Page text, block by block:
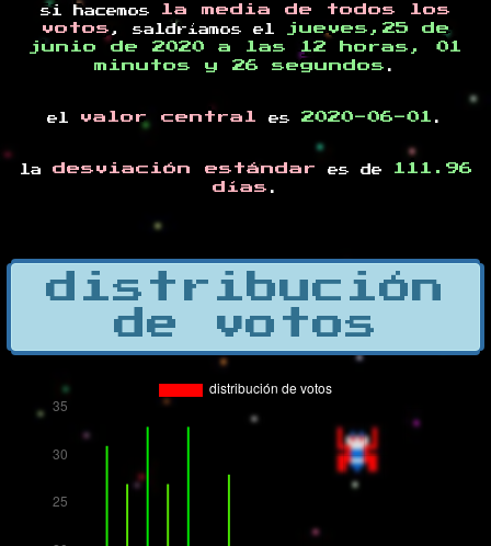
si hacemos
la media de todos los
votos , saldríamos el
jueves,25 de
junio de 2020 a las 12 horas, 01
minutos y 26 segundos .
el valor central es 2020-06-01 .
la desviación estándar es de
111.96
días .
distribución
de votos